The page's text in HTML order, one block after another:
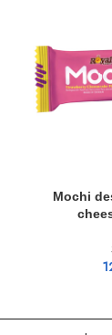
ADAUGĂ ÎN
Mochi